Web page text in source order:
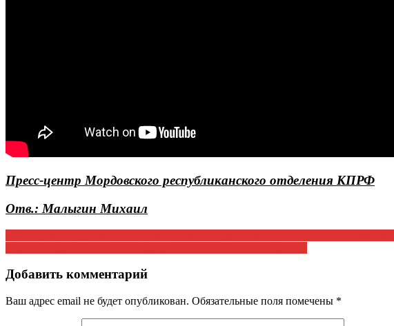
Пресс-центр Мордовского республиканского отделения КПРФ
Отв.: Малыгин Михаил
Навигация
по
записям
Добавить комментарий
Ваш адрес email не будет опубликован. Обязательные поля помечены *